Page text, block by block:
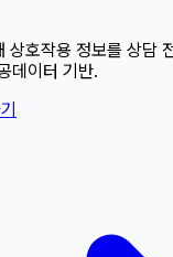
상호작용 정보를 상담
데이터 기반.